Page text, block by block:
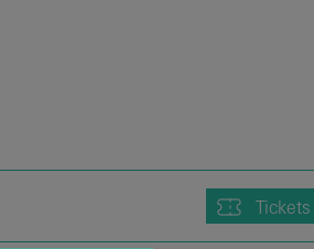
Tickets